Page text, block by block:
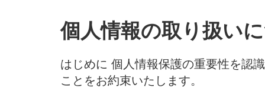
個人情報の取り扱い
はじめに 個人情報保護の重要性を認
ことをお約束いたします。